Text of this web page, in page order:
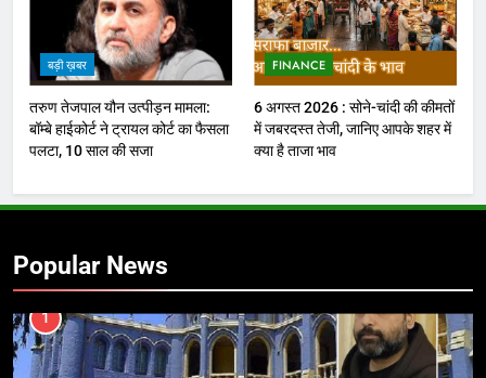
बड़ी ख़बर
तरुण तेजपाल यौन उत्पीड़न मामला:
बॉम्बे हाईकोर्ट ने ट्रायल कोर्ट का फैसला
पलटा, 10 साल की सजा
FINANCE
6 अगस्त 2026 : सोने-चांदी की कीमतों
में जबरदस्त तेजी, जानिए आपके शहर में
क्या है ताजा भाव
Popular News
1